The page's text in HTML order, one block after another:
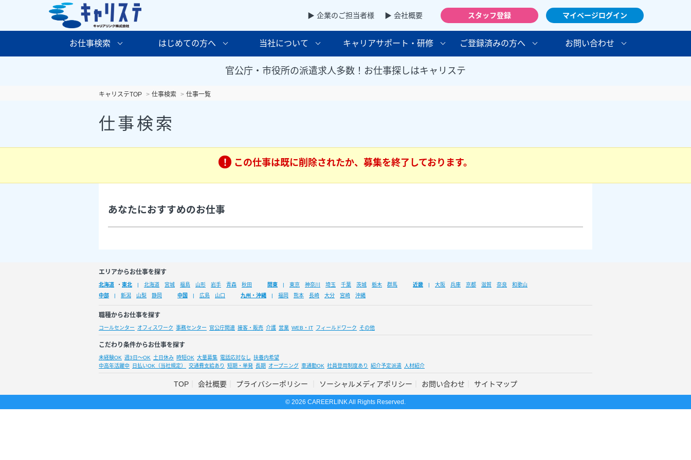
▶ 企業のご担当者様 ▶ 会社概要 スタッフ登録 マイページログイン
お仕事検索 はじめての方へ 当社について キャリアサポート・研修 ご登録済みの方へ お問い合わせ
官公庁・市役所の派遣求人多数！お仕事探しはキャリステ
キャリステTOP 仕事検索 仕事一覧
仕事検索
この仕事は既に削除されたか、募集を終了しております。
あなたにおすすめのお仕事
エリアからお仕事を探す
北海道 ・ 東北 北海道 宮城 福島 山形 岩手 青森 秋田 関東 東京 神奈川 埼玉 千葉 茨城 栃木 群馬 近畿 大阪 兵庫 京都 滋賀 奈良
和歌山
中部
新潟 山梨 静岡 中国 広島 山口 九州・沖縄 福岡 熊本 長崎 大分 宮崎 沖縄
職種からお仕事を探す
コールセンター オフィスワーク 事務センター 官公庁関連 接客・販売 介護 営業 WEB・IT フィールドワーク その他
こだわり条件からお仕事を探す
未経験OK 週3日～OK 土日休み 時短OK 大量募集 電話応対なし 扶養内希望
中高年活躍中
日払いOK（当社規定） 交通費支給あり 短期・単発 長期 オープニング 車通勤OK 社員登用制度あり 紹介予定派遣 人材紹介
TOP 会社概要 プライバシーポリシー ソーシャルメディアポリシー お問い合わせ サイトマップ
© 2026 CAREERLINK All Rights Reserved.